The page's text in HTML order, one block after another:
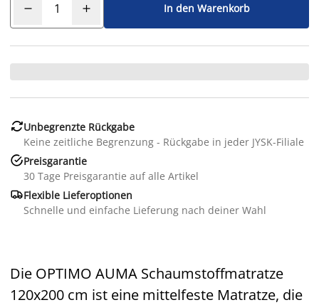
In den Warenkorb
Unbegrenzte Rückgabe
Keine zeitliche Begrenzung - Rückgabe in jeder JYSK-Filiale
Preisgarantie
30 Tage Preisgarantie auf alle Artikel
Flexible Lieferoptionen
Schnelle und einfache Lieferung nach deiner Wahl
Die OPTIMO AUMA Schaumstoffmatratze
120x200 cm ist eine mittelfeste Matratze, die